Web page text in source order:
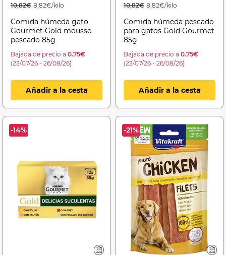
10,82€ 8,82€/kilo
Comida húmeda gato
Gourmet Gold mousse
pescado 85g
Bajada de precio a 0.75€
(23/07/26 - 26/08/26)
Añadir a la cesta
10,82€ 8,82€/kilo
Comida húmeda pescado
para gatos Gold Gourmet
85g
Bajada de precio a 0.75€
(23/07/26 - 26/08/26)
Añadir a la cesta
-14% -21%